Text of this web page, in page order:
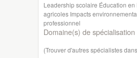
Leadership scolaire Éducation
agricoles Impacts
professionnel
Domaine(s) de spécialisation
(Trouver d'autres spécialistes